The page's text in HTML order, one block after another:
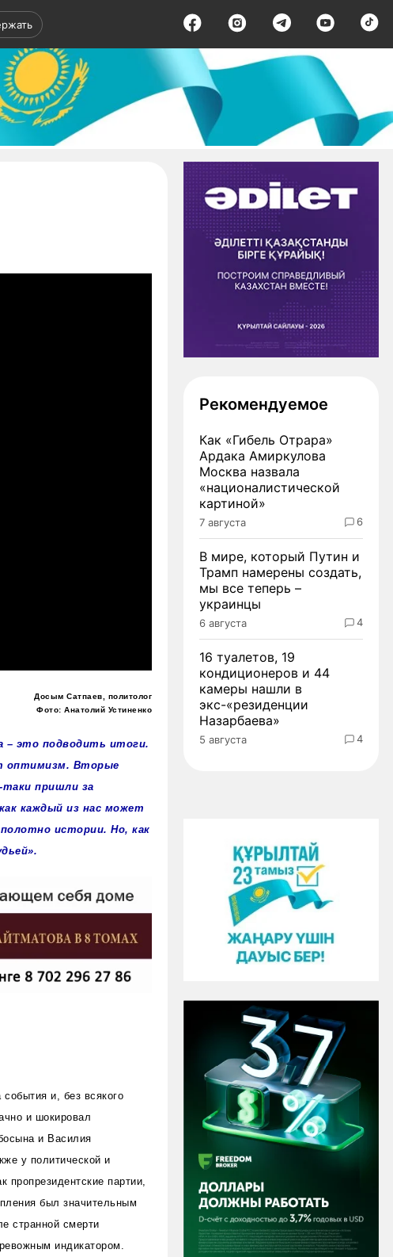
Досым Сатпаев, политолог
Фото: Анатолий Устиненко
– это подводить итоги.
оптимизм. Вторые
пришли за
каждый из нас может
истории. Но, как
и, без всякого
и шокировал
и Василия
у политической и
партии,
был значительным
странной смерти
индикатором.
Рекомендуемое
Как «Гибель Отрара»
Ардака Амиркулова
Москва назвала
«националистической
картиной»
7 августа 6
В мире, который Путин и
Трамп намерены создать,
мы все теперь –
украинцы
6 августа 4
16 туалетов, 19
кондиционеров и 44
камеры нашли в
экс-«резиденции
Назарбаева»
5 августа 4